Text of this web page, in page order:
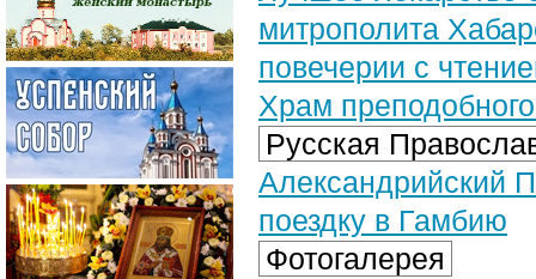
митрополита
повечерии с
Храм
Русская
Александрийский
поездку в Гамбию
Фотогалерея